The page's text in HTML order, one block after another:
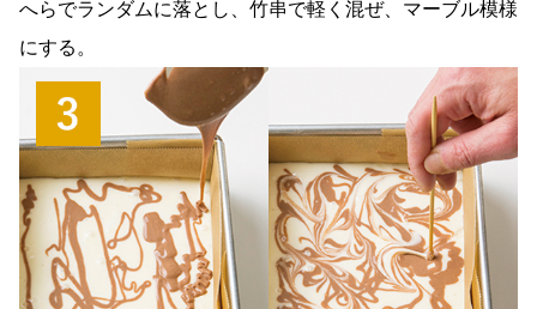
へらでランダムに落とし、竹串で軽く混ぜ、マーブル模様
にする。